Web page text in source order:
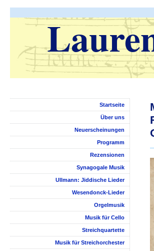
Startseite
Über uns
Neuerscheinungen
Programm
Rezensionen
Synagogale Musik
Ullmann: Jiddische Lieder
Wesendonck-Lieder
Orgelmusik
Musik für Cello
Streichquartette
Musik für Streichorchester